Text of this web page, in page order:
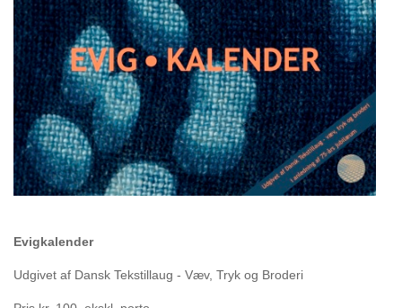
Evigkalender
Udgivet af Dansk Tekstillaug - Væv, Tryk og Broderi